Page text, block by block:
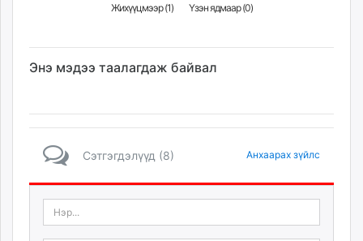
Жихүүцмээр (1) Үзэн ядмаар (0)
Энэ мэдээ таалагдаж байвал
Сэтгэгдэлүүд (8) Анхаарах зүйлс